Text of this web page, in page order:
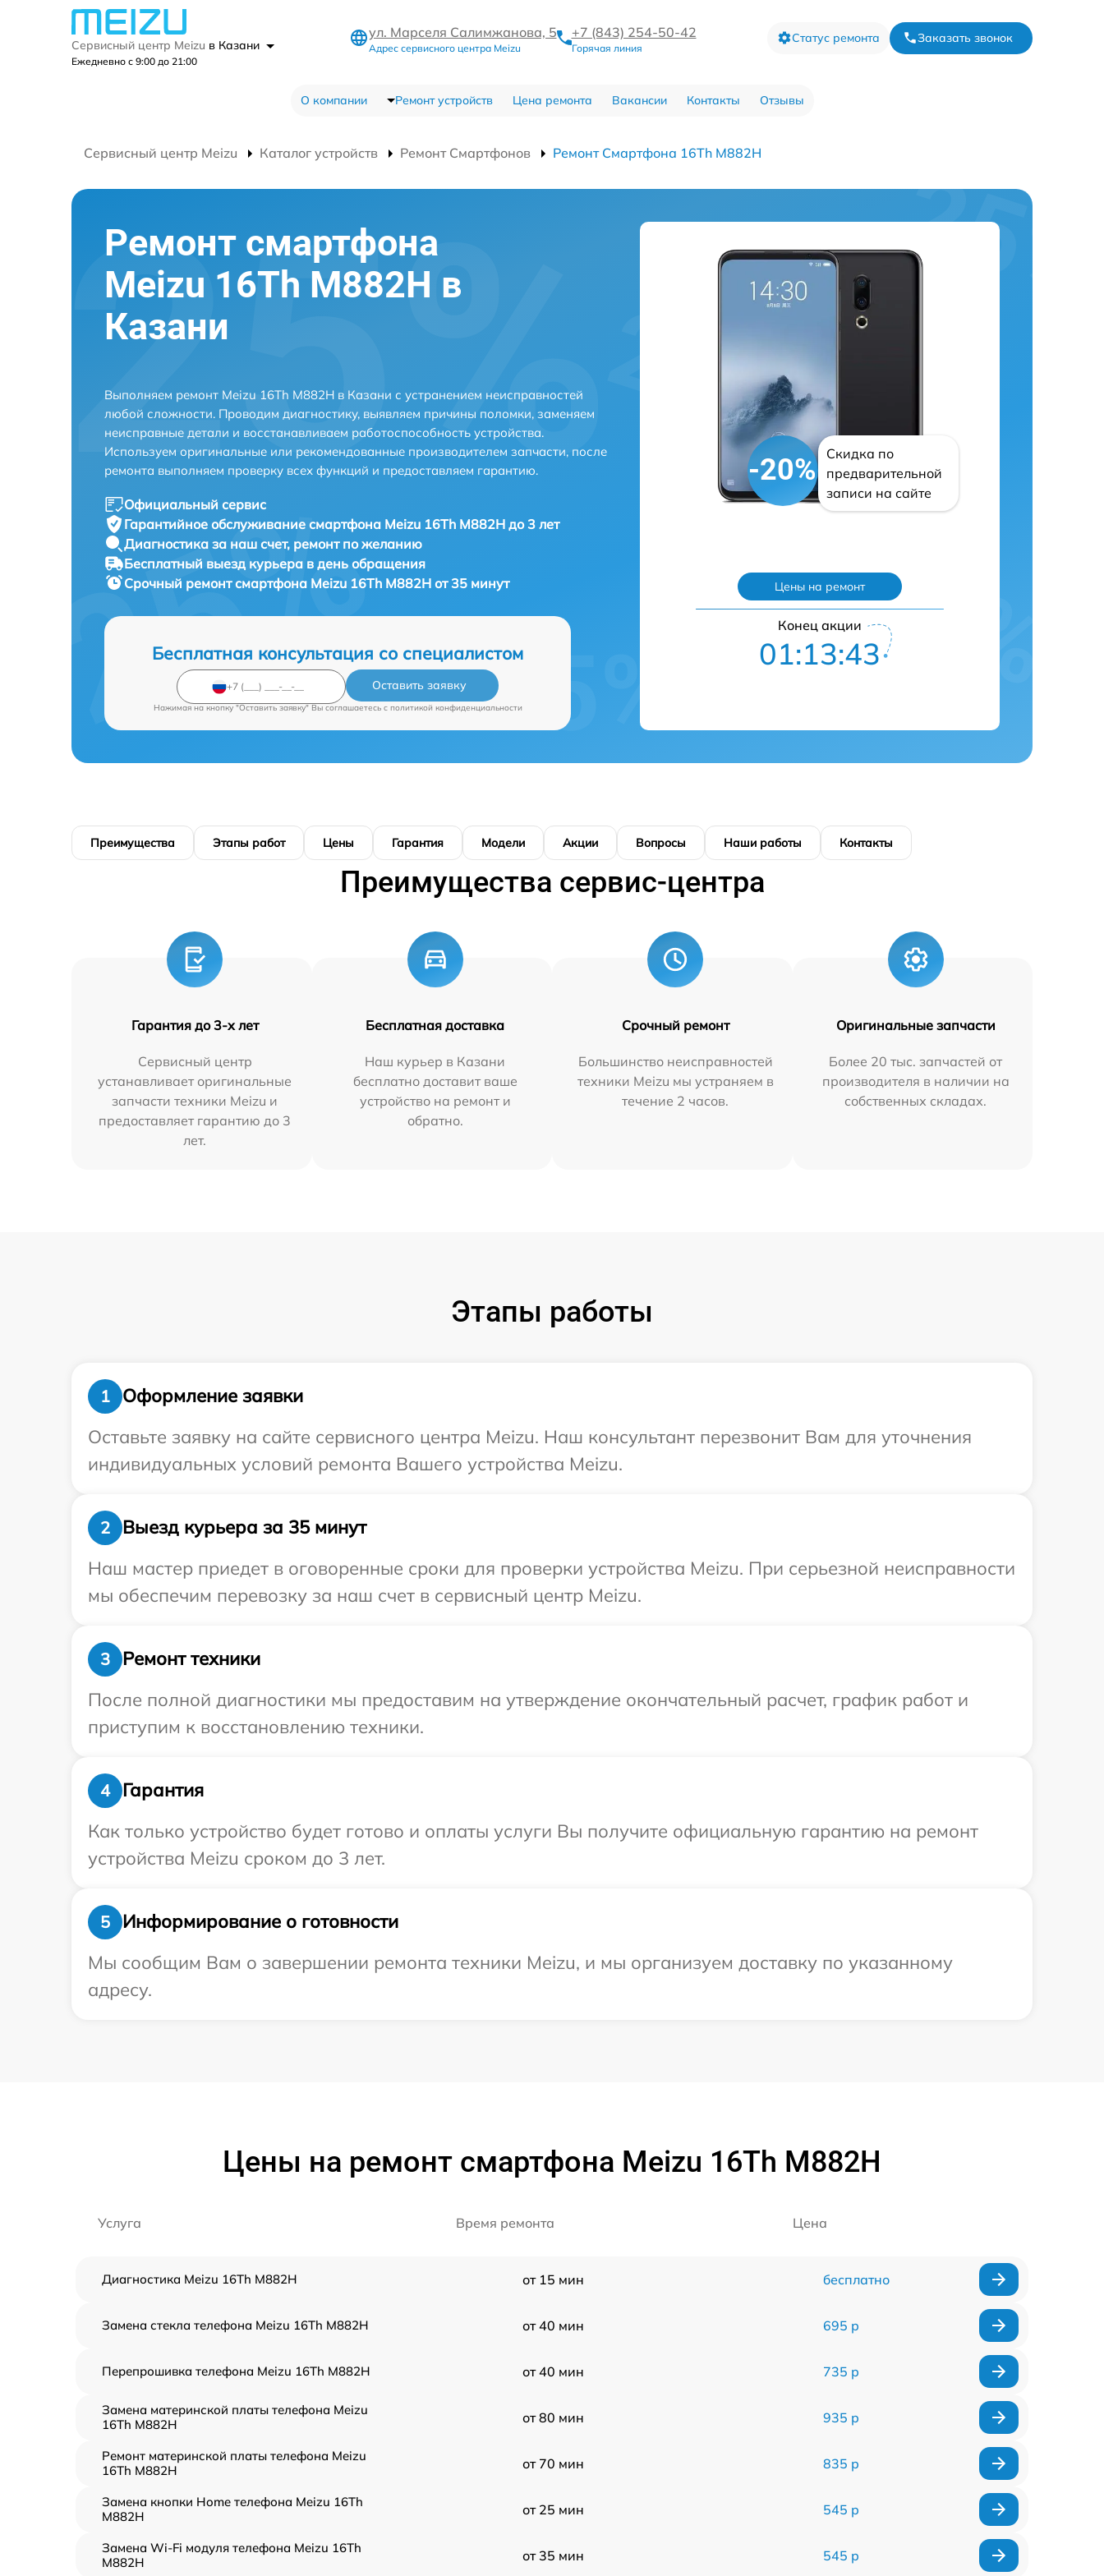
Сервисный центр Meizu в Казани
Ежедневно с 9:00 до 21:00
ул. Марселя Салимжанова, 5
Адрес сервисного центра Meizu
+7 (843) 254-50-42
Горячая линия
Статус ремонта Заказать звонок
О компании Ремонт устройств Цена ремонта Вакансии Контакты Отзывы
Сервисный центр Meizu Каталог устройств Ремонт Смартфонов Ремонт Смартфона 16Th M882H
Ремонт смартфона
Meizu 16Th M882H в
Казани
Выполняем ремонт Meizu 16Th M882H в Казани с устранением неисправностей
любой сложности. Проводим диагностику, выявляем причины поломки, заменяем
неисправные детали и восстанавливаем работоспособность устройства.
Используем оригинальные или рекомендованные производителем запчасти, после
ремонта выполняем проверку всех функций и предоставляем гарантию.
Официальный сервис
Гарантийное обслуживание смартфона Meizu 16Th M882H до 3 лет
Диагностика за наш счет, ремонт по желанию
Бесплатный выезд курьера в день обращения
Срочный ремонтсмартфона Meizu 16Th M882H от 35 минут
Бесплатная консультация со специалистом
Оставить заявку
Нажимая на кнопку "Оставить заявку" Вы соглашаетесь c политикой конфиденциальности
-20%
Скидка по
предварительной
записи на сайте
Цены на ремонт
Конец акции
01:13:42
Преимущества Этапы работ Цены Гарантия Модели Акции Вопросы Наши работы Контакты
Преимущества сервис-центра
Гарантия до 3-х лет
Сервисный центр
устанавливает оригинальные
запчасти техники Meizu и
предоставляет гарантию до 3
лет.
Бесплатная доставка
Наш курьер в Казани
бесплатно доставит ваше
устройство на ремонт и
обратно.
Срочный ремонт
Большинство неисправностей
техники Meizu мы устраняем в
течение 2 часов.
Оригинальные запчасти
Более 20 тыс. запчастей от
производителя в наличии на
собственных складах.
Этапы работы
1
Оформление заявки
Оставьте заявку на сайте сервисного центра Meizu. Наш консультант перезвонит Вам для уточнения
индивидуальных условий ремонта Вашего устройства Meizu.
2
Выезд курьера за 35 минут
Наш мастер приедет в оговоренные сроки для проверки устройства Meizu. При серьезной неисправности
мы обеспечим перевозку за наш счет в сервисный центр Meizu.
3
Ремонт техники
После полной диагностики мы предоставим на утверждение окончательный расчет, график работ и
приступим к восстановлению техники.
4
Гарантия
Как только устройство будет готово и оплаты услуги Вы получите официальную гарантию на ремонт
устройства Meizu сроком до 3 лет.
5
Информирование о готовности
Мы сообщим Вам о завершении ремонта техники Meizu, и мы организуем доставку по указанному
адресу.
Цены на ремонт смартфона Meizu 16Th M882H
Услуга Время ремонта Цена
Диагностика Meizu 16Th M882H от 15 мин бесплатно
Замена стекла телефона Meizu 16Th M882H от 40 мин 695 р
Перепрошивка телефона Meizu 16Th M882H от 40 мин 735 р
Замена материнской платы телефона Meizu
16Th M882H
от 80 мин 935 р
Ремонт материнской платы телефона Meizu
16Th M882H
от 70 мин 835 р
Замена кнопки Home телефона Meizu 16Th
M882H
от 25 мин 545 р
Замена Wi-Fi модуля телефона Meizu 16Th
M882H
от 35 мин 545 р